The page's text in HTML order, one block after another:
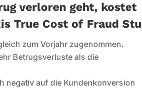
verloren geht, kostet
True Cost of Fraud
zum Vorjahr zugenommen.
Betrugsverluste als die
negativ auf die Kundenkonversion